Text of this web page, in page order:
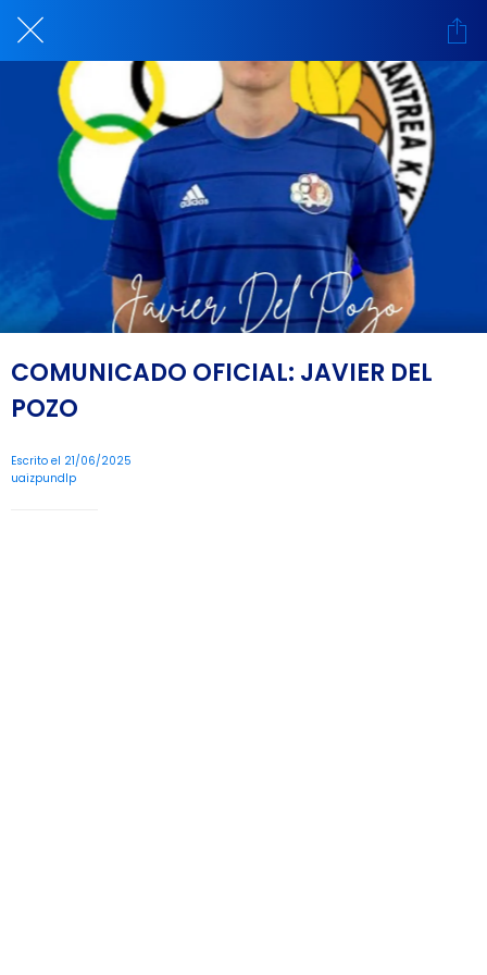
COMUNICADO OFICIAL: JAVIER DEL
POZO
Escrito el 21/06/2025
uaizpundlp